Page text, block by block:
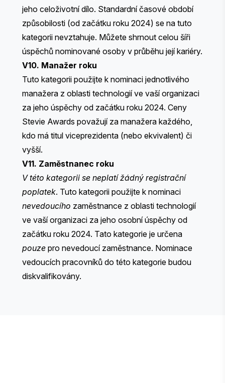
jeho celoživotní dílo. Standardní časové období
způsobilosti (od začátku roku 2024) se na tuto
kategorii nevztahuje. Můžete shrnout celou šíři
úspěchů nominované osoby v průběhu její kariéry.
V10. Manažer roku
Tuto kategorii použijte k nominaci jednotlivého
manažera z oblasti technologií ve vaší organizaci
za jeho úspěchy od začátku roku 2024. Ceny
Stevie Awards považují za manažera každého,
kdo má titul viceprezidenta (nebo ekvivalent) či
vyšší.
V11. Zaměstnanec roku
V této kategorii se neplatí žádný registrační
poplatek. Tuto kategorii použijte k nominaci
nevedoucího zaměstnance z oblasti technologií
ve vaší organizaci za jeho osobní úspěchy od
začátku roku 2024. Tato kategorie je určena
pouze pro nevedoucí zaměstnance. Nominace
vedoucích pracovníků do této kategorie budou
diskvalifikovány.